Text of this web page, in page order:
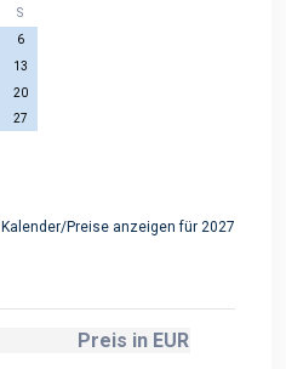
S
6
13
20
27
Kalender/Preise anzeigen für 2027
Preis in EUR